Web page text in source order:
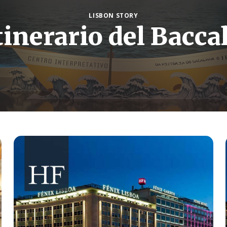
LISBON STORY
del